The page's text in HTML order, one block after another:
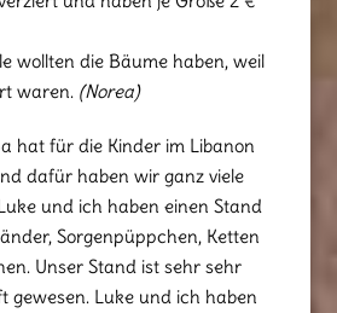
wollten die Bäume haben, weil
waren. (Norea)
hat für die Kinder im Libanon
dafür haben wir ganz viele
und ich haben einen Stand
Sorgenpüppchen, Ketten
Unser Stand ist sehr sehr
gewesen. Luke und ich haben